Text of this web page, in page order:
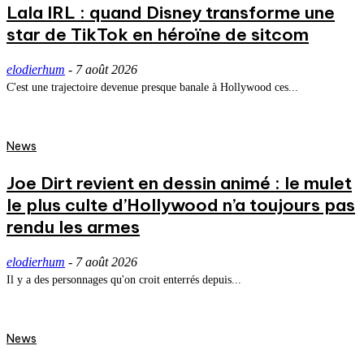
Lala IRL : quand Disney transforme une
star de TikTok en héroïne de sitcom
elodierhum - 7 août 2026
C'est une trajectoire devenue presque banale à Hollywood ces...
News
Joe Dirt revient en dessin animé : le mulet
le plus culte d’Hollywood n’a toujours pas
rendu les armes
elodierhum - 7 août 2026
Il y a des personnages qu'on croit enterrés depuis...
News